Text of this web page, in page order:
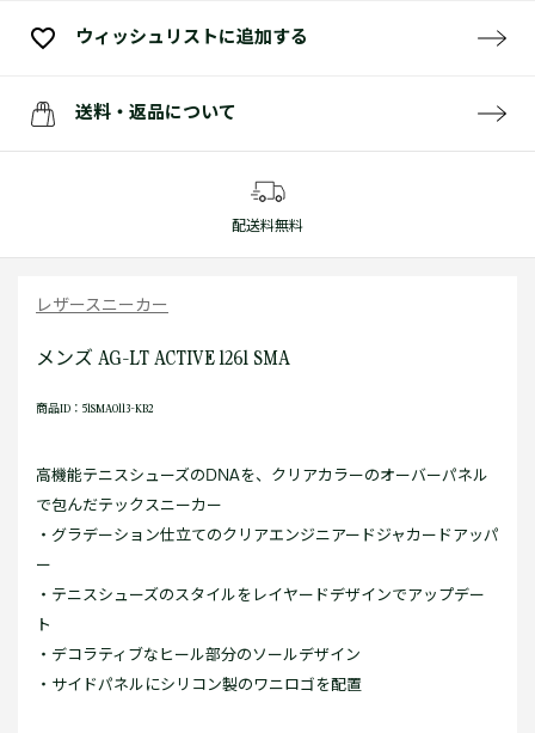
ウィッシュリストに追加する
送料・返品について
配送料無料
レザースニーカー
メンズ AG-LT ACTIVE 1261 SMA
商品ID：51SMA0113-KB2
高機能テニスシューズのDNAを、クリアカラーのオーバーパネル
で包んだテックスニーカー
・グラデーション仕立てのクリアエンジニアードジャカードアッパ
ー
・テニスシューズのスタイルをレイヤードデザインでアップデー
ト
・デコラティブなヒール部分のソールデザイン
・サイドパネルにシリコン製のワニロゴを配置